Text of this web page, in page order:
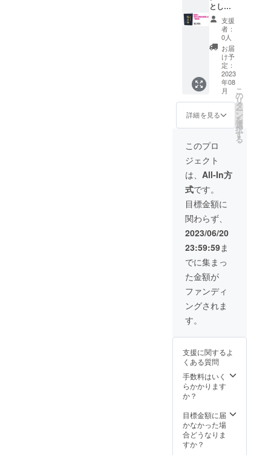
映画「整
膚」完成
2011年より
毎年、医師
専門整膚講
座にて医師
に整膚を指
導してい
2018年4月8
日
帝国ホテル
東京皮膚科
医を中心と
した医師に
整膚美容講
習会を行
う。
2019年8月4
日
第九期医師
専門整膚講
座開催
2020年
東京五輪支
援のための
スポーツ整
膚世界大会
（4月：東京
帝国ホテ
を表現
してい
ます。
の方の
職業の
ための
DVD「
新しい
健康法
〈整膚
術〉」
： 今回
のプロ
ジェク
トの始
１枚で
す。元
ミスイ
ンター
ナショ
ナル準
日本代
表・鈴
木ひと
みさん
ご出
演。 書
籍「セ
ルフ整
膚健康
術（美
肌術）
＆セル
術」：
自分の
指と心
で作る
健康長
寿。 書
大
全」：
美肌か
DVD「
自分で
出来る
整膚健
康法」
（定価
17,500
円）
DVD「
自分で
出来る
整膚美
容法」
（定価
17,500
円） 書
籍「整
膚美容
大全」
（定価
35,000
円）
《各
DVD・
書籍の
内容の
説明》
車椅子
の方の
職業の
ための
DVD「
〈整膚
： 今回
のプロ
ジェク
トの始
まりと
１枚で
す。元
ミスイ
ンター
とし
て、以
下の教
材を贈
呈しま
す》
189,400
円 ：
DVD「
新しい
健康法
〈整膚
術〉」
（定価
3,600
円） 書
籍「助
健録」
（定価
10,800
円）
DVD「
自分で
出来る
整膚健
康法」
（定価
17,500
円）
DVD「
自分で
出来る
（定価
円） 書
籍「整
膚美容
大全」
（定価
円） 書
籍「整
膚論」
（定価
支援
者：
0人
お届
け予
定：
2023
年08
月
詳細を見る
こ
の
リ
タ
ー
ン
を
選
択
す
る
このプロ
ジェクト
は、 All-In方
式です。
目標金額に
関わらず、
2023/06/20
23:59:59ま
でに集まっ
た金額が
ファンディ
ングされま
す。
支援に関するよ
くある質問
手数料はいく
らかかります
か？
目標金額に届
かなかった場
合どうなりま
すか？